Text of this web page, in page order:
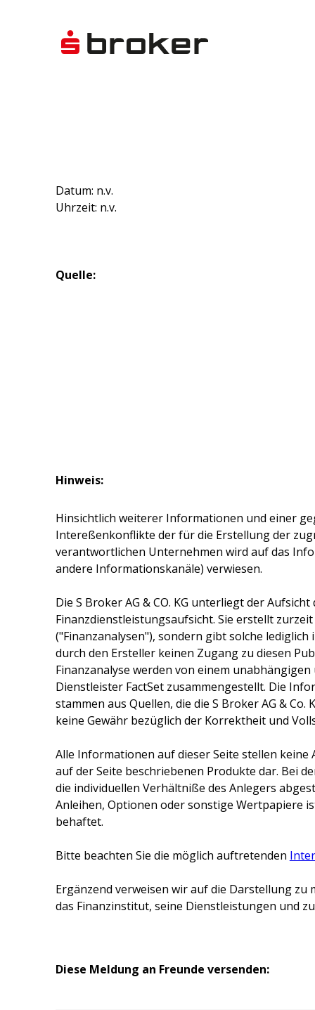
Datum: n.v.
Uhrzeit: n.v.
Quelle:
Hinweis:
Hinsichtlich weiterer Informationen und einer
Intereßenkonflikte der für die Erstellung der
verantwortlichen Unternehmen wird auf das
andere Informationskanäle) verwiesen.
Die S Broker AG & CO. KG unterliegt der Aufsicht
Finanzdienstleistungsaufsicht. Sie erstellt
("Finanzanalysen"), sondern gibt solche
durch den Ersteller keinen Zugang zu diesen
Finanzanalyse werden von einem
Dienstleister FactSet zusammengestellt. Die
stammen aus Quellen, die die S Broker AG & Co.
keine Gewähr bezüglich der Korrektheit und
Alle Informationen auf dieser Seite stellen
auf der Seite beschriebenen Produkte dar. Bei
die individuellen Verhältniße des Anlegers
Anleihen, Optionen oder sonstige Wertpapiere
behaftet.
Bitte beachten Sie die möglich auftretenden
Ergänzend verweisen wir auf die Darstellung
das Finanzinstitut, seine Dienstleistungen und
Diese Meldung an Freunde versenden: